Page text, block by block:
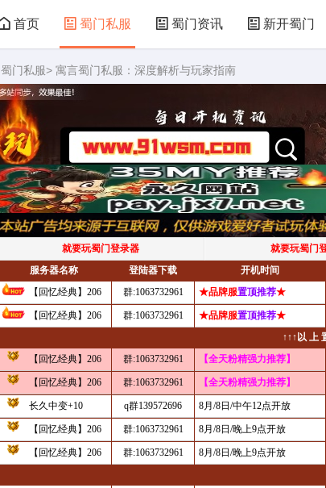
首页 蜀门私服 蜀门资讯 新开蜀门
蜀门私服> 寓言蜀门私服：深度解析与玩家指南